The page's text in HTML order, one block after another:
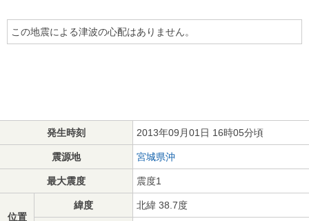
この地震による津波の心配はありません。
発生時刻 2013年09月01日 16時05分頃
震源地 宮城県沖
最大震度 震度1
位置
緯度 北緯 38.7度